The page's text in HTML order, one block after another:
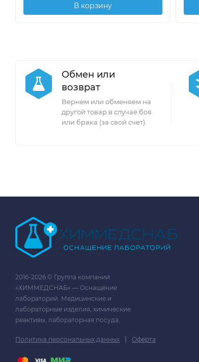
В корзину
Обмен или
возврат
Вернем или обменяем на
другой товар в случае боя
или брака (за свой счет).
2016-2026 © Группа компаний
«ХИММЕДСНАБ» — Оснащение
лабораторий. Медицинские и
лабораторные изделия, химические
реактивы, лабораторная посуда.
Политика персональных данных | Оферта